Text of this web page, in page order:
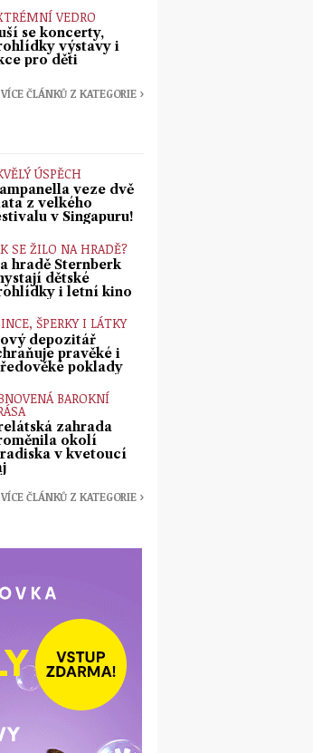
VEDRO
se koncerty,
výstavy i
pro děti
VÍCE ČLÁNKŮ Z KATEGORIE ›
ÚSPĚCH
veze dvě
z velkého
v Singapuru!
SE ŽILO NA HRADĚ?
hradě Šternberk
dětské
i letní kino
ŠPERKY I LÁTKY
depozitář
pravěké i
poklady
BAROKNÍ
zahrada
okolí
v kvetoucí
VÍCE ČLÁNKŮ Z KATEGORIE ›